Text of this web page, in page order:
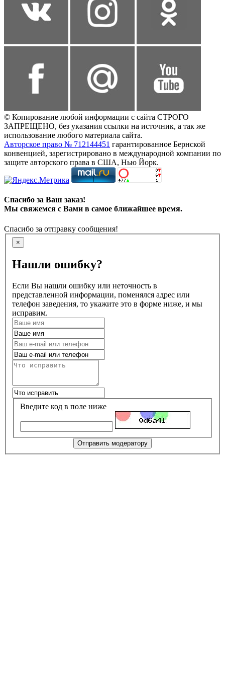
© Копирование любой информации с сайта СТРОГО
ЗАПРЕЩЕНО, без указания ссылки на источник, а так же
использование любого материала сайта.
Авторское право № 712144451 гарантированное Бернской
конвенцией, зарегистрировано в международной компании по
защите авторского права в США, Нью Йорк.
Спасибо за Ваш заказ!
Мы свяжемся с Вами в самое ближайшее время.
Спасибо за отправку сообщения!
×
Нашли ошибку?
Если Вы нашли ошибку или неточность в
представленной информации, поменялся адрес или
телефон заведения, то укажите это в форме ниже, и мы
исправим.
Введите код в поле ниже
Отправить модератору